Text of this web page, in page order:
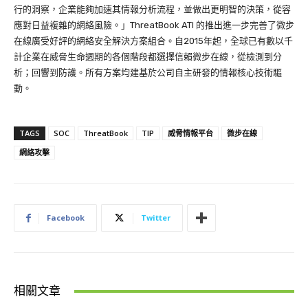
行的洞察，企業能夠加速其情報分析流程，並做出更明智的決策，從容
應對日益複雜的網絡風險。」ThreatBook ATI 的推出進一步完善了微步
在線廣受好評的網絡安全解決方案組合。自2015年起，全球已有數以千
計企業在威脅生命週期的各個階段都選擇信賴微步在線，從檢測到分
析；回響到防護。所有方案均建基於公司自主研發的情報核心技術驅
動。
TAGS SOC ThreatBook TIP 威脅情報平台
微步在線
網絡攻擊
Facebook Twitter
相關文章